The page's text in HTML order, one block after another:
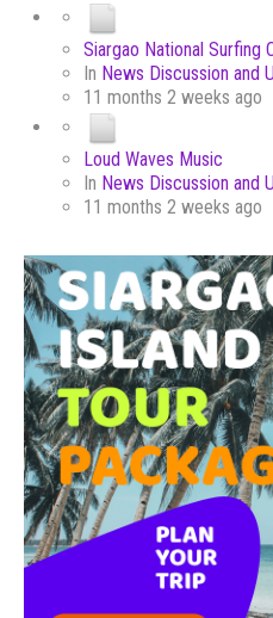
Siargao National Surfing
In News Discussion and
11 months 2 weeks ago
Loud Waves Music
In News Discussion and
11 months 2 weeks ago